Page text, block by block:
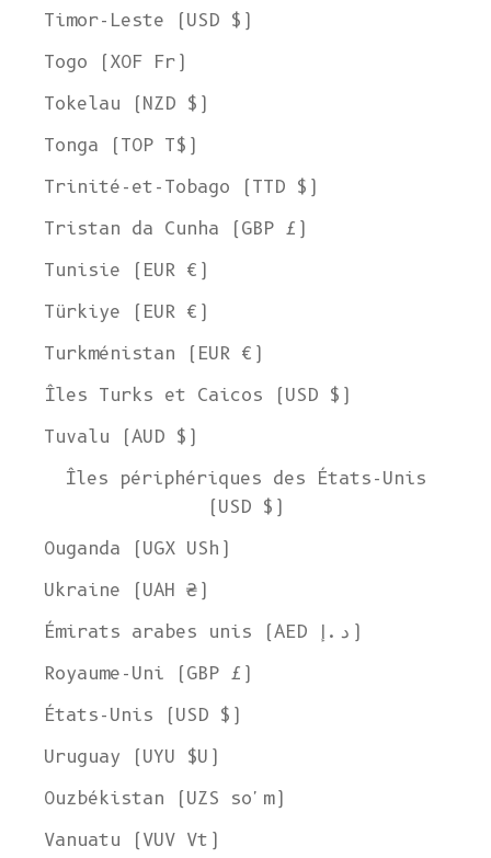
Timor-Leste (USD $)
Togo (XOF Fr)
Tokelau (NZD $)
Tonga (TOP T$)
Trinité-et-Tobago (TTD $)
Tristan da Cunha (GBP £)
Tunisie (EUR €)
Türkiye (EUR €)
Turkménistan (EUR €)
Îles Turks et Caicos (USD $)
Tuvalu (AUD $)
Îles périphériques des États-Unis
(USD $)
Ouganda (UGX USh)
Ukraine (UAH ₴)
Émirats arabes unis (AED د.إ)
Royaume-Uni (GBP £)
États-Unis (USD $)
Uruguay (UYU $U)
Ouzbékistan (UZS so'm)
Vanuatu (VUV Vt)